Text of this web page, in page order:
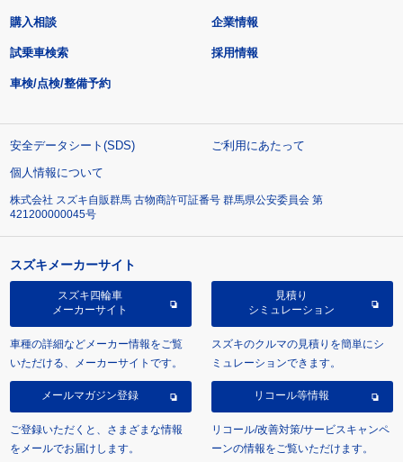
購入相談
試乗車検索
車検/点検/整備予約
企業情報
採用情報
安全データシート(SDS)
ご利用にあたって
個人情報について
株式会社 スズキ自販群馬 古物商許可証番号 群馬県公安委員会 第
421200000045号
スズキメーカーサイト
スズキ四輪車
メーカーサイト
車種の詳細などメーカー情報をご覧
いただける、メーカーサイトです。
見積り
シミュレーション
スズキのクルマの見積りを簡単にシ
ミュレーションできます。
メールマガジン登録
ご登録いただくと、さまざまな情報
をメールでお届けします。
リコール等情報
リコール/改善対策/サービスキャンペ
ーンの情報をご覧いただけます。